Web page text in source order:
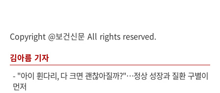
Copyright @보건신문 All rights reserved.
김아름 기자
- "아이 휜다리, 다 크면 괜찮아질까?"…정상 성장과 질환 구별이
먼저